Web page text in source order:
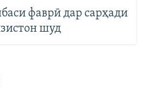
фаврӣ дар сарҳади
шуд